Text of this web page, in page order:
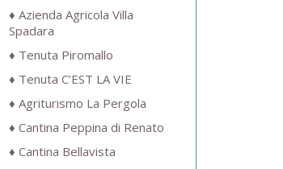
Azienda Agricola Villa
Spadara
Tenuta Piromallo
Tenuta C’EST LA VIE
Agriturismo La Pergola
Cantina Peppina di Renato
Cantina Bellavista